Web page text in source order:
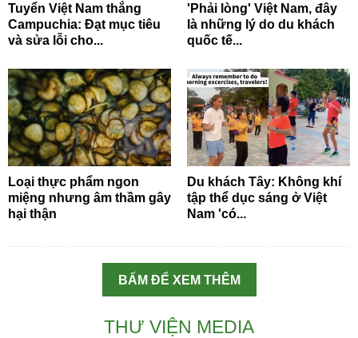
Tuyển Việt Nam thắng
Campuchia: Đạt mục tiêu
và sửa lỗi cho...
'Phải lòng' Việt Nam, đây
là những lý do du khách
quốc tế...
Loại thực phẩm ngon
miệng nhưng âm thầm gây
hại thận
Du khách Tây: Không khí
tập thể dục sáng ở Việt
Nam 'có...
BẤM ĐỂ XEM THÊM
THƯ VIỆN MEDIA